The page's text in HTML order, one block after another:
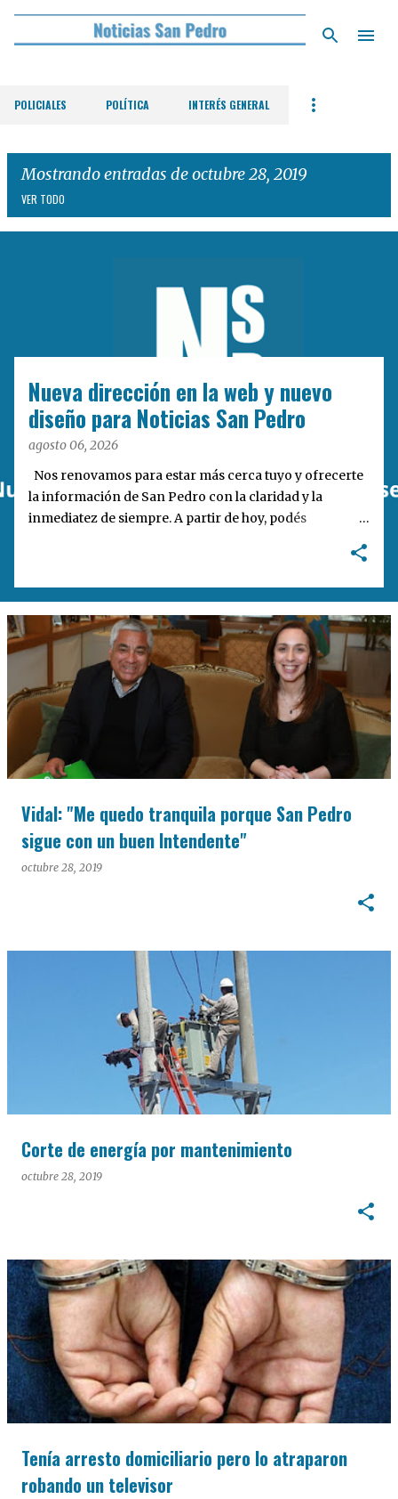
Ir al contenido principal
POLICIALES POLÍTICA INTERÉS GENERAL
Mostrando entradas de octubre 28, 2019
VER TODO
Nueva dirección en la web y nuevo
diseño para Noticias San Pedro
agosto 06, 2026
Nos renovamos para estar más cerca tuyo y ofrecerte
la información de San Pedro con la claridad y la
inmediatez de siempre. A partir de hoy, podés
Desarrollamos una interfaz más ágil, moderna e
intuitiva, pensada para optimizar la navegación desde
cualquier dispositivo, facilitar el acceso a las noticias
locales y potenciar la interacción de los lectores con
nuestros contenidos.
Vidal: "Me quedo tranquila porque San Pedro
sigue con un buen Intendente"
octubre 28, 2019
Corte de energía por mantenimiento
octubre 28, 2019
Tenía arresto domiciliario pero lo atraparon
robando un televisor